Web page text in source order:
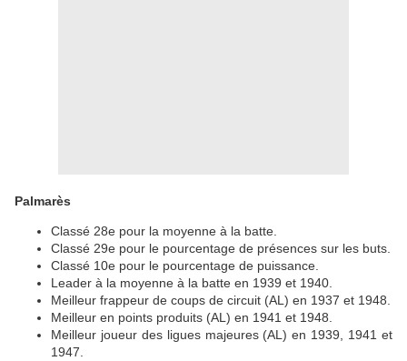
Palmarès
Classé 28e pour la moyenne à la batte.
Classé 29e pour le pourcentage de présences sur les buts.
Classé 10e pour le pourcentage de puissance.
Leader à la moyenne à la batte en 1939 et 1940.
Meilleur frappeur de coups de circuit (AL) en 1937 et 1948.
Meilleur en points produits (AL) en 1941 et 1948.
Meilleur joueur des ligues majeures (AL) en 1939, 1941 et
1947.